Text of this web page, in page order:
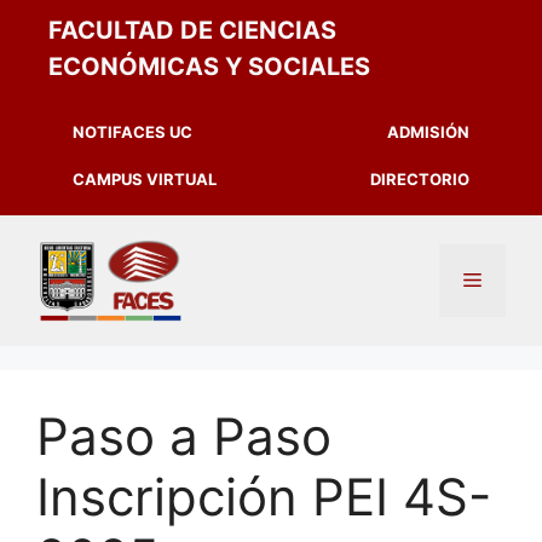
FACULTAD DE CIENCIAS
ECONÓMICAS Y SOCIALES
NOTIFACES UC ADMISIÓN
CAMPUS VIRTUAL DIRECTORIO
Paso a Paso
Inscripción PEI 4S-